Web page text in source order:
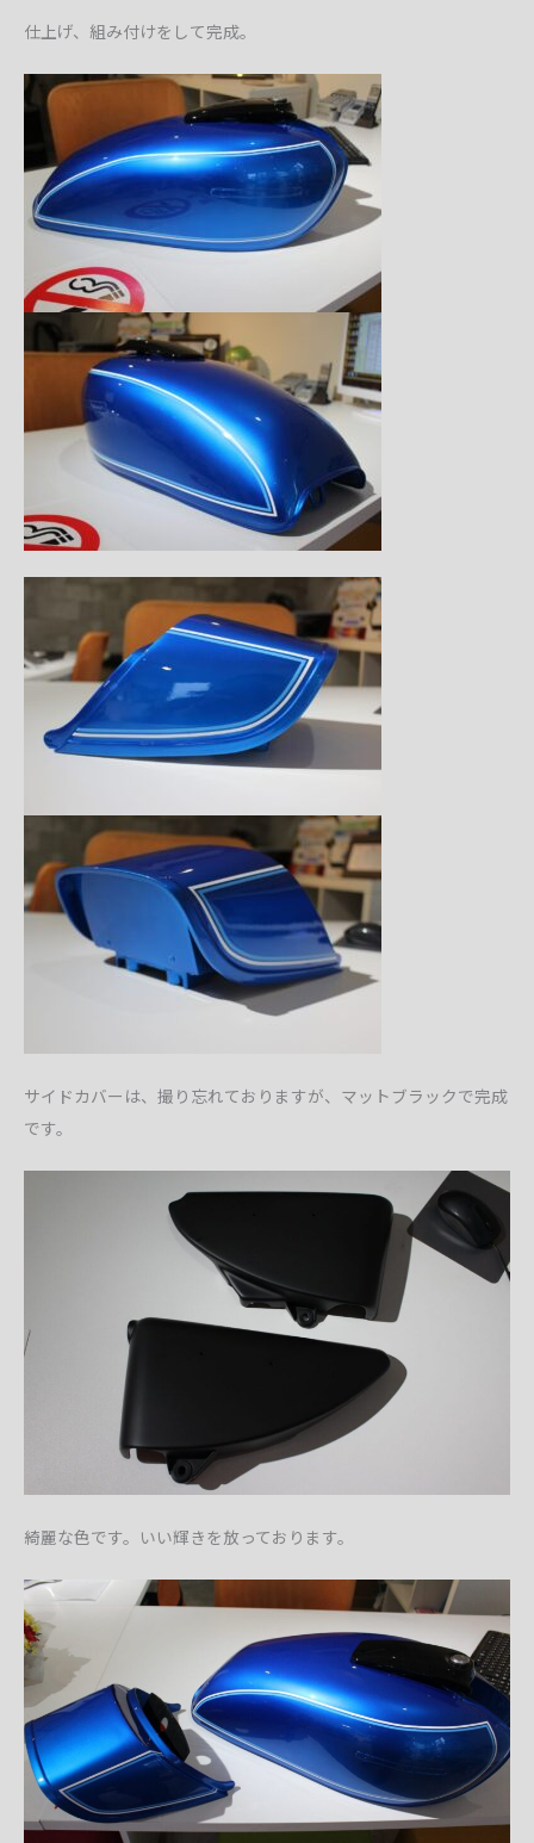
仕上げ、組み付けをして完成。
サイドカバーは、撮り忘れておりますが、マットブラックで完成
です。
綺麗な色です。いい輝きを放っております。